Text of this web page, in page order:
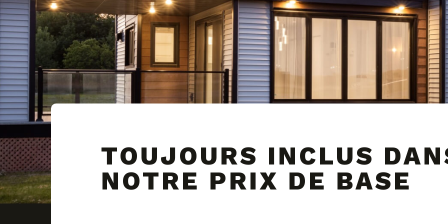
TOUJOURS INCLUS
NOTRE PRIX DE BASE